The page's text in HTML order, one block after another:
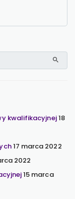
kwalifikacyjnej18
17 marca 2022
2022
15 marca